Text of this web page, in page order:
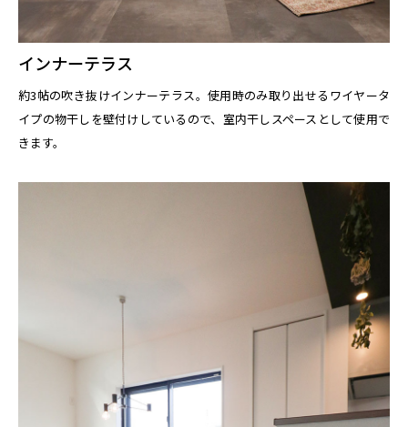
インナーテラス
約3帖の吹き抜けインナーテラス。使用時のみ取り出せるワイヤータ
イプの物干しを壁付けしているので、室内干しスペースとして使用で
きます。